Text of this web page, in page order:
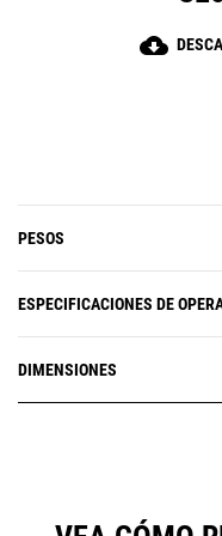
cloud_download
PESOS
ESPECIFICACIONES DE
DIMENSIONES